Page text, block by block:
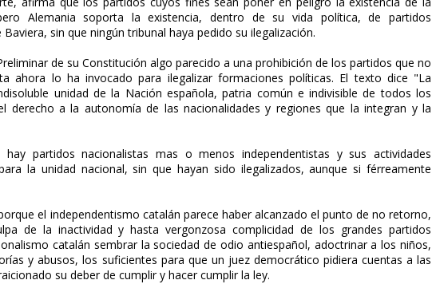
Alemania soporta la existencia, dentro de su vida política, de partidos
sin que ningún tribunal haya pedido su ilegalización.
de su Constitución algo parecido a una prohibición de los partidos que no
ahora lo ha invocado para ilegalizar formaciones políticas. El texto dice "La
unidad de la Nación española, patria común e indivisible de todos los
derecho a la autonomía de las nacionalidades y regiones que la integran y la
partidos nacionalistas mas o menos independentistas y sus actividades
la unidad nacional, sin que hayan sido ilegalizados, aunque si férreamente
el independentismo catalán parece haber alcanzado el punto de no retorno,
de la inactividad y hasta vergonzosa complicidad de los grandes partidos
catalán sembrar la sociedad de odio antiespañol, adoctrinar a los niños,
y abusos, los suficientes para que un juez democrático pidiera cuentas a las
su deber de cumplir y hacer cumplir la ley.